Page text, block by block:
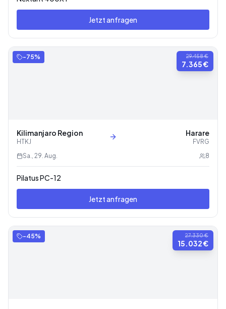
Jetzt anfragen
29.458 €
7.365 €
-75%
Kilimanjaro Region
HTKJ
Harare
FVRG
Sa., 29. Aug.
8
Pilatus PC-12
Jetzt anfragen
27.330 €
15.032 €
-45%